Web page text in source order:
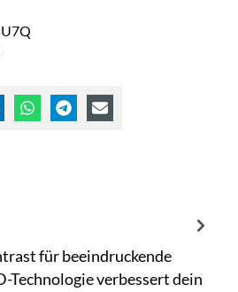
für beeindruckende
Technologie verbessert dein